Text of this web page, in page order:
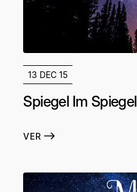
13 DEC 15
Spiegel Im Spiegel
VER